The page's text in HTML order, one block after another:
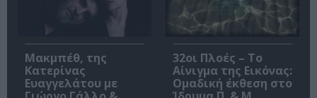
Μακμπέθ, της
Κατερίνας
Ευαγγελάτου με
32οι Πλοές – Το
Αίνιγμα της Εικόνας:
Ομαδική έκθεση στο